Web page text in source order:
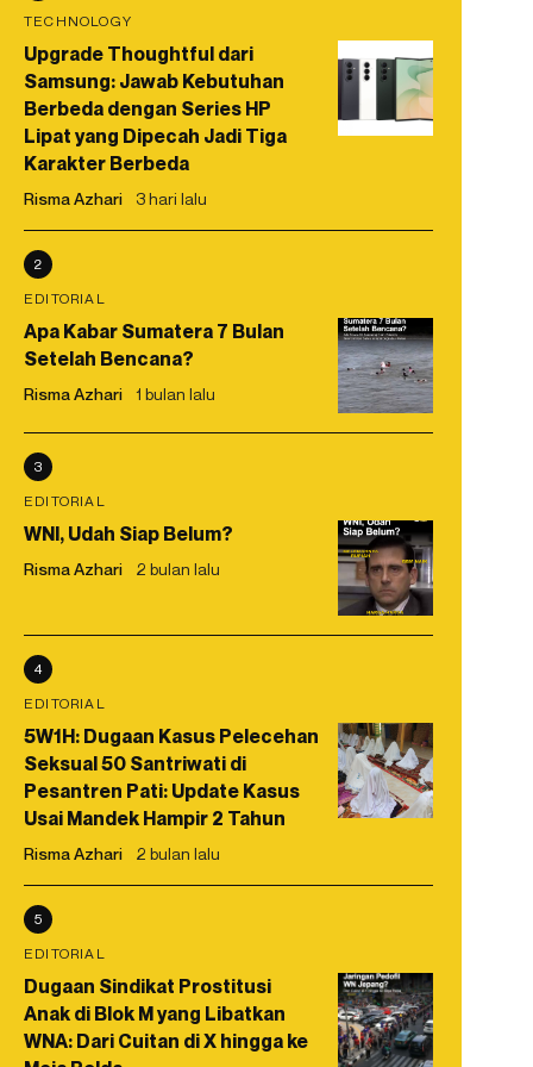
TECHNOLOGY
Upgrade Thoughtful dari
Samsung: Jawab Kebutuhan
Berbeda dengan Series HP
Lipat yang Dipecah Jadi Tiga
Karakter Berbeda
Risma Azhari 3 hari lalu
2
EDITORIAL
Apa Kabar Sumatera 7 Bulan
Setelah Bencana?
Risma Azhari 1 bulan lalu
3
EDITORIAL
WNI, Udah Siap Belum?
Risma Azhari 2 bulan lalu
4
EDITORIAL
5W1H: Dugaan Kasus Pelecehan
Seksual 50 Santriwati di
Pesantren Pati: Update Kasus
Usai Mandek Hampir 2 Tahun
Risma Azhari 2 bulan lalu
5
EDITORIAL
Dugaan Sindikat Prostitusi
Anak di Blok M yang Libatkan
WNA: Dari Cuitan di X hingga ke